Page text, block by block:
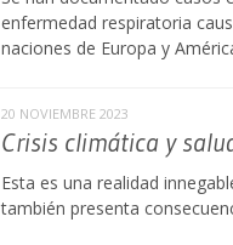
enfermedad respiratoria
naciones de Europa y
20 NOVIEMBRE 2023
Crisis climática y
Esta es una realidad
también presenta